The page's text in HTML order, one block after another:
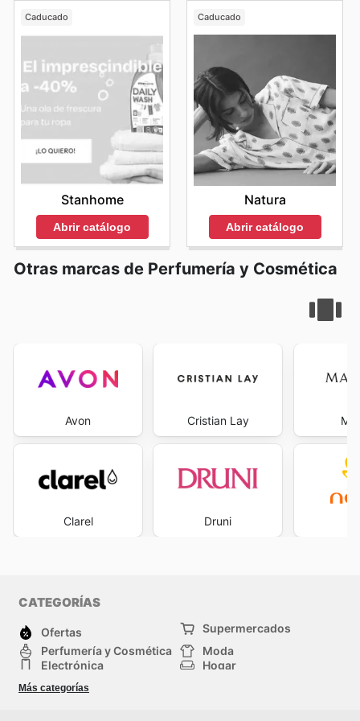
Caducado
Stanhome
Abrir catálogo
Caducado
Natura
Abrir catálogo
Otras marcas de Perfumería y Cosmética
Avon
Clarel
Cristian Lay
Druni
CATEGORÍAS
Ofertas
Supermercados
Perfumería y Cosmética
Moda
Electrónica
Hogar
Deporte
Juguetes y bebés
Más categorías